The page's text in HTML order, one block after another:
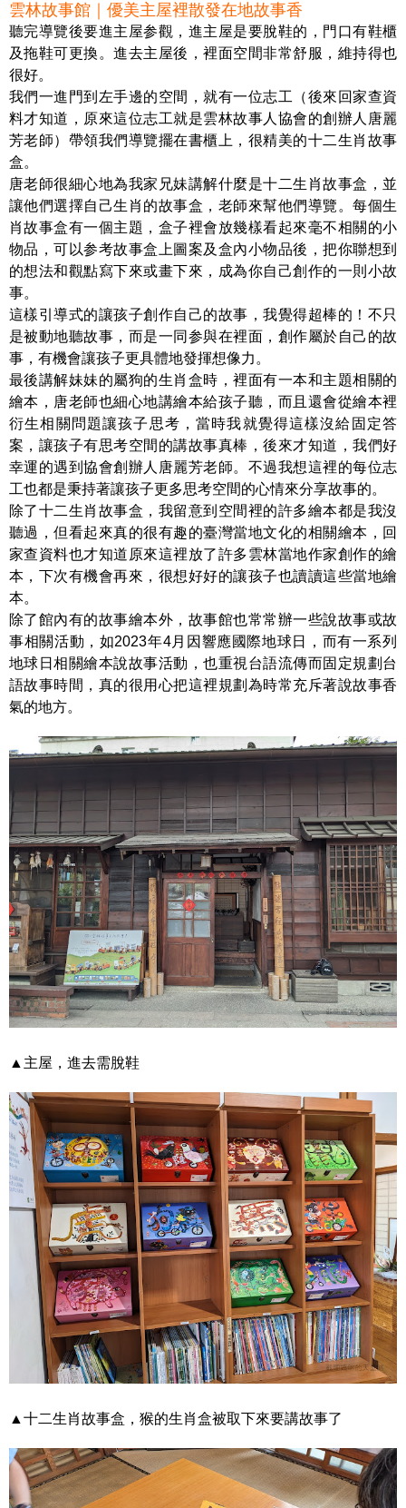
雲林故事館｜優美主屋裡散發在地故事香
聽完導覽後要進主屋参觀，進主屋是要脫鞋的，門口有鞋櫃
及拖鞋可更換。進去主屋後，裡面空間非常舒服，維持得也
很好。
我們一進門到左手邊的空間，就有一位志工（後來回家查資
料才知道，原來這位志工就是雲林故事人協會的創辦人唐麗
芳老師）帶領我們導覽擺在書櫃上，很精美的十二生肖故事
盒。
唐老師很細心地為我家兄妹講解什麼是十二生肖故事盒，並
讓他們選擇自己生肖的故事盒，老師來幫他們導覽。每個生
肖故事盒有一個主題，盒子裡會放幾樣看起來毫不相關的小
物品，可以参考故事盒上圖案及盒內小物品後，把你聯想到
的想法和觀點寫下來或畫下來，成為你自己創作的一則小故
事。
這樣引導式的讓孩子創作自己的故事，我覺得超棒的！不只
是被動地聽故事，而是一同参與在裡面，創作屬於自己的故
事，有機會讓孩子更具體地發揮想像力。
最後講解妹妹的屬狗的生肖盒時，裡面有一本和主題相關的
繪本，唐老師也細心地講繪本給孩子聽，而且還會從繪本裡
衍生相關問題讓孩子思考，當時我就覺得這樣沒給固定答
案，讓孩子有思考空間的講故事真棒，後來才知道，我們好
幸運的遇到協會創辦人唐麗芳老師。不過我想這裡的每位志
工也都是秉持著讓孩子更多思考空間的心情來分享故事的。
除了十二生肖故事盒，我留意到空間裡的許多繪本都是我沒
聽過，但看起來真的很有趣的臺灣當地文化的相關繪本，回
家查資料也才知道原來這裡放了許多雲林當地作家創作的繪
本，下次有機會再來，很想好好的讓孩子也讀讀這些當地繪
本。
除了館內有的故事繪本外，故事館也常常辦一些說故事或故
事相關活動，如2023年4月因響應國際地球日，而有一系列
地球日相關繪本說故事活動，也重視台語流傳而固定規劃台
語故事時間，真的很用心把這裡規劃為時常充斥著說故事香
氣的地方。
▲主屋，進去需脫鞋
▲十二生肖故事盒，猴的生肖盒被取下來要講故事了